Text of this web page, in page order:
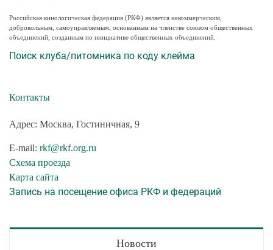
Российская кинологическая федерация (РКФ) является некоммерческим,
добровольным, самоуправляемым, основанным на членстве союзом общественных
объединений, созданным по инициативе общественных объединений.
Поиск клуба/питомника по коду клейма
Контакты
Адрес: Москва, Гостиничная, 9
E-mail: rkf@rkf.org.ru
Схема проезда
Карта сайта
Запись на посещение офиса РКФ и федераций
Новости